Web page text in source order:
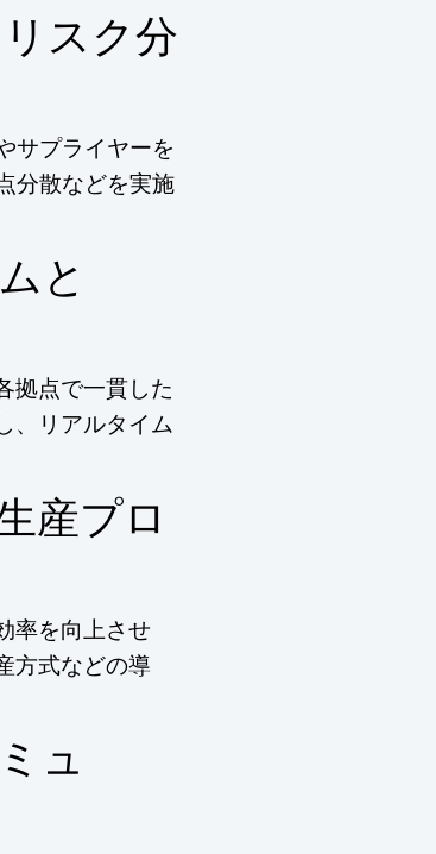
スク分
サプライヤーを
分散などを実施
と
拠点で一貫した
、リアルタイム
産プロ
率を向上させ
方式などの導
ュ